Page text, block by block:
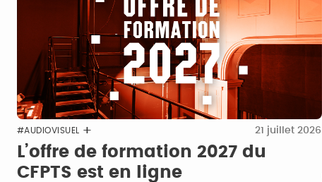
#AUDIOVISUEL 21 juillet 2026
L’offre de formation 2027 du
CFPTS est en ligne